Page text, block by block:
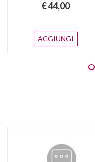
€ 44,00
AGGIUNGI